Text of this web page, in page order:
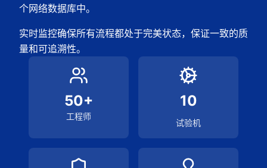
个网络数据库中。
实时监控确保所有流程都处于完美状态，保证一致的质
量和可追溯性。
50+
工程师
10
试验机